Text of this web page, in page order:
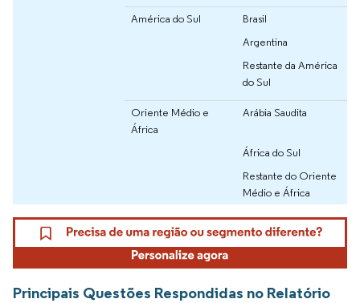
América do Sul
Brasil
Argentina
Restante da América
do Sul
Oriente Médio e
África
Arábia Saudita
África do Sul
Restante do Oriente
Médio e África
Principais Questões Respondidas no Relatório